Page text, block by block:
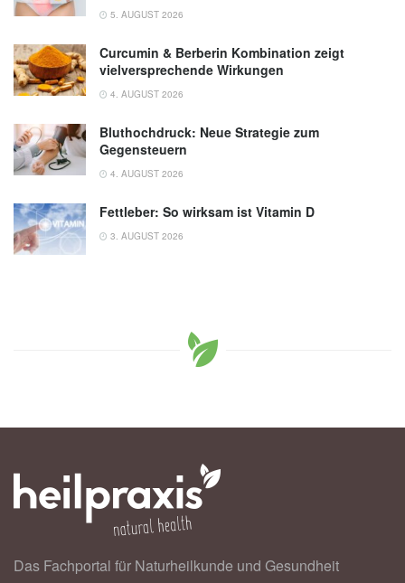
5. AUGUST 2026
Curcumin & Berberin Kombination zeigt
vielversprechende Wirkungen
4. AUGUST 2026
Bluthochdruck: Neue Strategie zum
Gegensteuern
4. AUGUST 2026
Fettleber: So wirksam ist Vitamin D
3. AUGUST 2026
Das Fachportal für Naturheilkunde und Gesundheit